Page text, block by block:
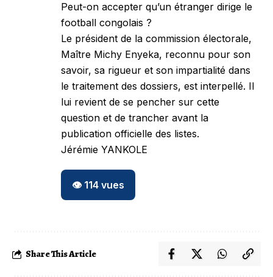
Peut-on accepter qu’un étranger dirige le
football congolais ?
Le président de la commission électorale,
Maître Michy Enyeka, reconnu pour son
savoir, sa rigueur et son impartialité dans
le traitement des dossiers, est interpellé. Il
lui revient de se pencher sur cette
question et de trancher avant la
publication officielle des listes.
Jérémie YANKOLE
👁️ 114 vues
Share This Article